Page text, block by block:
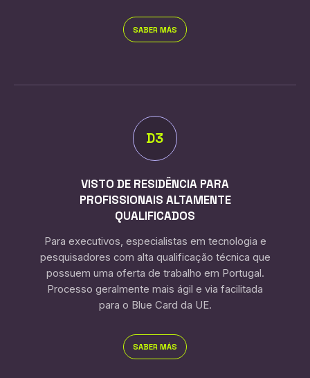
SABER MÁS
D3
VISTO DE RESIDÊNCIA PARA
PROFISSIONAIS ALTAMENTE
QUALIFICADOS
Para executivos, especialistas em tecnologia e
pesquisadores com alta qualificação técnica que
possuem uma oferta de trabalho em Portugal.
Processo geralmente mais ágil e via facilitada
para o Blue Card da UE.
SABER MÁS